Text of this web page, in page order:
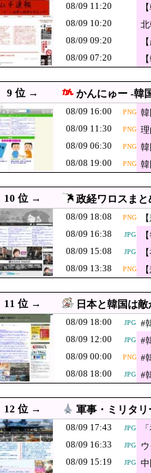
09 13:10 【速報】熊
09 13:09
「これを肯
自分で本屋
09 13:00 【滋賀】「琵琶湖三
08/09 12:55 高速道に子豚の落
09 12:51 JPG イラン最高指導
09 12:49
会社のカメ
イトで親バ
09 12:40
【速報】バ
が優れなか
が海外で一
08/09 12:31 韓国人「我が国の方
09 12:29 JPG 「神聖なる場所です
09 12:19
昭和を代表
レクトした
09 12:10
【火事場泥
熊本県警が
09 12:08
ｗｗｗｗｗｗｗ
08/09 12:08 JPG 韓国人「村上宗隆
09 12:07 JPG 【悲報】韓国、
09 12:05 JPG
韓国人「日
（ﾌﾞﾙﾌﾞﾙ」
09 12:00 #韓国質問サイ
09 12:00 JPG 【産経新聞主張】
08/09 12:00 【岡山】シャイン
09 12:00 JPG 韓国人「仁川のバラ
09 12:00 JPG 【衝撃】韓国人「日
09 12:00 JPG 【為替】介入きた！
08/09 11:20
08/09 10:20
08/09 09:20
08/09 07:20
9 位 → かんにゅー -韓
08/09 16:00
PNG
08/09 11:30
PNG
08/09 06:30
PNG
08/08 19:00 PNG
10 位 → 政経ワロスまと
08/09 18:08
PNG
08/09 16:38 JPG
08/09 15:08
JPG
08/09 13:38 PNG
11 位 → 日本と韓国は
08/09 18:00
JPG
#
08/09 12:00
JPG
#
08/09 00:00
PNG #
08/08 18:00
JPG #
12 位 → 軍事・ミリタ
08/09 17:43
JPG
08/09 16:33
JPG
08/09 15:19
JPG